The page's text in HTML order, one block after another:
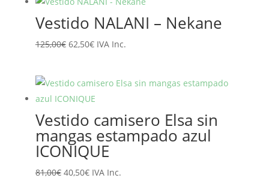
era:
89,10€.
es:
71,28€.
Vestido NALANI – Nekane
125,00€ El
era:
125,00€.
62,50€El
es:
62,50€.
IVA Inc.
Vestido camisero Elsa sin
mangas estampado azul
ICONIQUE
81,00€ El
40,50€ElIVA Inc.